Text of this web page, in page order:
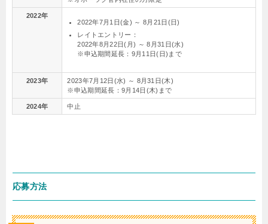
2022年
2022年7月1日(金) ～ 8月21日(日)
レイトエントリー：
2022年8月22日(月) ～ 8月31日(水)
※申込期間延長：9月11日(日)まで
2023年
2023年7月12日(水) ～ 8月31日(木)
※申込期間延長：9月14日(木)まで
2024年 中止
応募方法